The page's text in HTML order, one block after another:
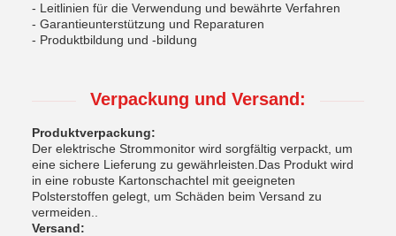
- Leitlinien für die Verwendung und bewährte Verfahren
- Garantieunterstützung und Reparaturen
- Produktbildung und -bildung
Verpackung und Versand:
Produktverpackung:
Der elektrische Strommonitor wird sorgfältig verpackt, um
eine sichere Lieferung zu gewährleisten.Das Produkt wird
in eine robuste Kartonschachtel mit geeigneten
Polsterstoffen gelegt, um Schäden beim Versand zu
vermeiden..
Versand: